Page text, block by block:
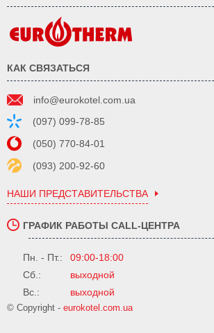
КАК СВЯЗАТЬСЯ
info@eurokotel.com.ua
(097) 099-78-85
(050) 770-84-01
(093) 200-92-60
НАШИ ПРЕДСТАВИТЕЛЬСТВА
ГРАФИК РАБОТЫ CALL-ЦЕНТРА
Пн. - Пт.:
09:00-18:00
Сб.:
выходной
Вс.:
выходной
© Copyright - eurokotel.com.ua